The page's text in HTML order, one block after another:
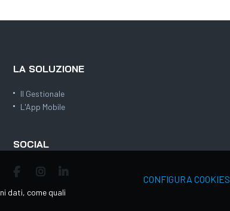
LA SOLUZIONE
Il Gestionale
L'App Mobile
SOCIAL
dati, come quali
CONFIGURA COOKIES